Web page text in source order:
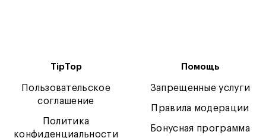
TipTop
Пользовательское
соглашение
Политика
конфиденциальности
Помощь
Запрещенные услуги
Правила модерации
Бонусная программа